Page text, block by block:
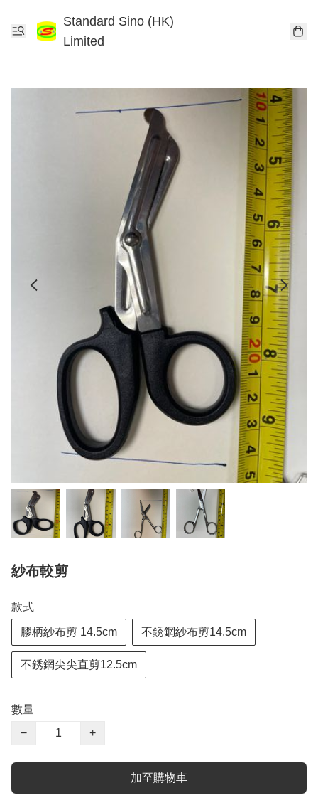
Standard Sino (HK)
Limited
紗布較剪
款式
膠柄紗布剪 14.5cm 不銹龬紗布剪14.5cm
不銹龬尖尖直剪12.5cm
數量
−
+
加至購物車